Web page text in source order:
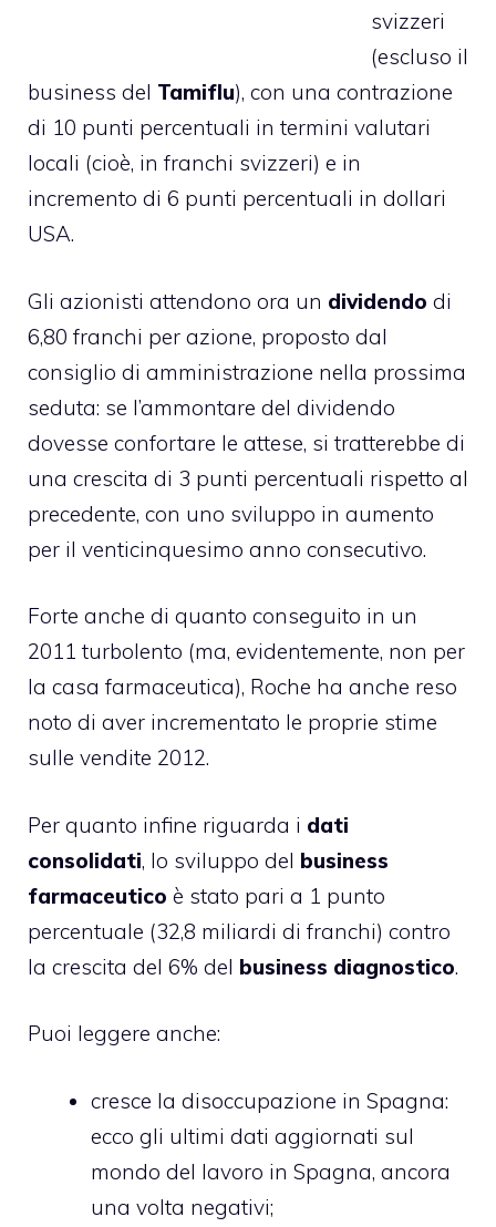
svizzeri
(escluso il
business del Tamiflu), con una contrazione
di 10 punti percentuali in termini valutari
locali (cioè, in franchi svizzeri) e in
incremento di 6 punti percentuali in dollari
USA.
Gli azionisti attendono ora un dividendo di
6,80 franchi per azione, proposto dal
consiglio di amministrazione nella prossima
seduta: se l’ammontare del dividendo
dovesse confortare le attese, si tratterebbe di
una crescita di 3 punti percentuali rispetto al
precedente, con uno sviluppo in aumento
per il venticinquesimo anno consecutivo.
Forte anche di quanto conseguito in un
2011 turbolento (ma, evidentemente, non per
la casa farmaceutica), Roche ha anche reso
noto di aver incrementato le proprie stime
sulle vendite 2012.
Per quanto infine riguarda i dati
consolidati, lo sviluppo del business
farmaceutico è stato pari a 1 punto
percentuale (32,8 miliardi di franchi) contro
la crescita del 6% del business diagnostico.
Puoi leggere anche:
cresce la disoccupazione in Spagna:
ecco gli ultimi dati aggiornati sul
mondo del lavoro in Spagna, ancora
una volta negativi;